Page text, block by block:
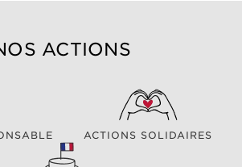
ACTIONS
ACTIONS SOLIDAIRES